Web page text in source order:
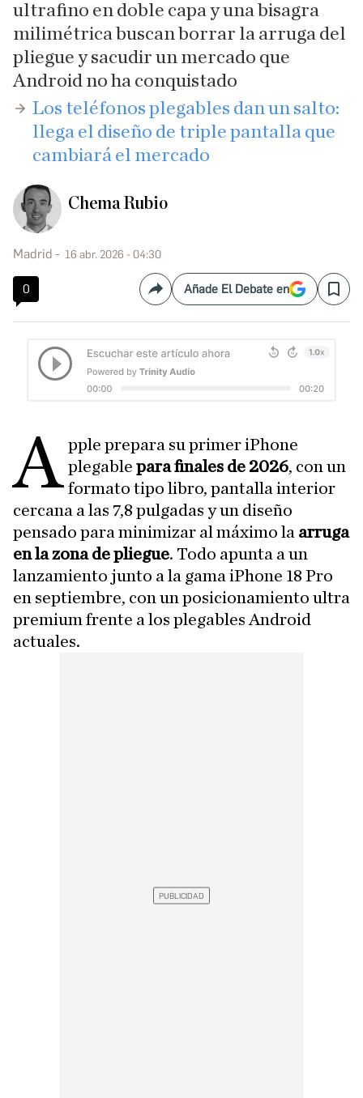
ultrafino en doble capa y una bisagra
milimétrica buscan borrar la arruga del
pliegue y sacudir un mercado que
Android no ha conquistado
​Los teléfonos plegables dan un salto:
llega el diseño de triple pantalla que
cambiará el mercado
Chema Rubio
Madrid 16 abr. 2026 - 04:30
0 CompartirAñade El Debate en Save
A pple prepara su primer iPhone
plegablepara finales de 2026, con un
formato tipo libro, pantalla interior
cercana a las 7,8 pulgadas y un diseño
pensado para minimizar al máximo la arruga
en la zona de pliegue. Todo apunta a un
lanzamiento junto a la gama iPhone 18 Pro
en septiembre, con un posicionamiento ultra
premium frente a los plegables Android
actuales.